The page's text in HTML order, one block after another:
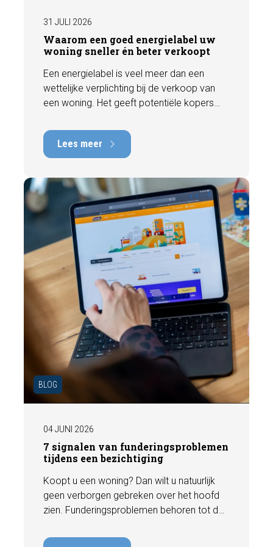
31 JULI 2026
Waarom een goed energielabel uw
woning sneller én beter verkoopt
Een energielabel is veel meer dan een
wettelijke verplichting bij de verkoop van
een woning. Het geeft potentiële kopers
woning en kan een positieve invloed
hebben op de verkoopbaarheid en waarde.
In deze blog leggen we uit waarom een
actueel energielabel belangrijk is en hoe u
ervoor zorgt dat uw woning optimaal wordt
gepresenteerd aan de markt.
Lees meer
BLOG
04 JUNI 2026
7 signalen van funderingsproblemen
tijdens een bezichtiging
Koopt u een woning? Dan wilt u natuurlijk
geen verborgen gebreken over het hoofd
zien. Funderingsproblemen behoren tot de
kan hebben, met herstelkosten die kunnen